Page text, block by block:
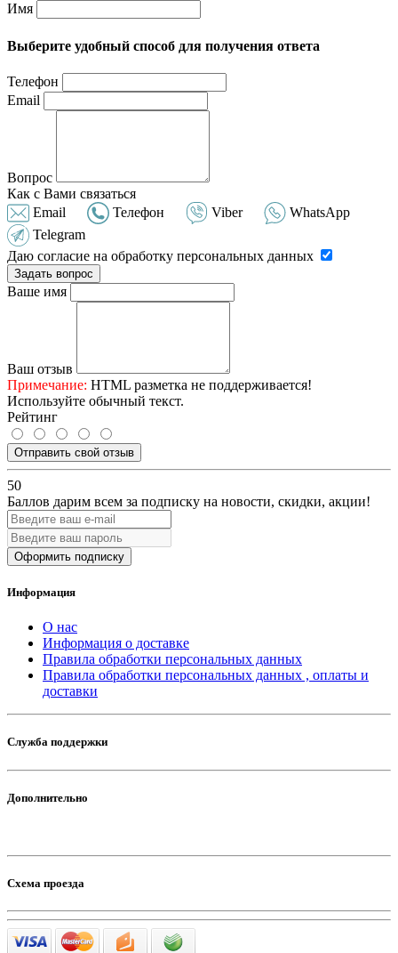
Имя
Выберите удобный способ для получения ответа
Телефон
Email
Вопрос
Как с Вами связаться
Email
Телефон Viber
WhatsApp
Telegram
Даю согласие на обработку персональных данных
Задать вопрос
Ваше имя
Ваш отзыв
Примечание: HTML разметка не поддерживается!
Используйте обычный текст.
Рейтинг
Отправить свой отзыв
50
Баллов дарим всем за подписку на новости, скидки, акции!
Оформить подписку
Информация
О нас
Информация о доставке
Правила обработки персональных данных
Правила обработки персональных данных , оплаты и
доставки
Служба поддержки
Дополнительно
Схема проезда